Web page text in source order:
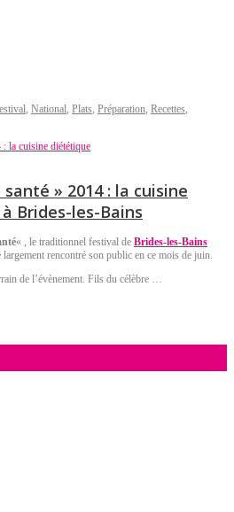
, National, Plats, Préparation, Recettes,
» 2014 : la cuisine
Brides-les-Bains
« , le traditionnel festival de Brides-les-Bains
largement rencontré son public en ce mois de juin.
de l’évènement. Fils du célèbre …